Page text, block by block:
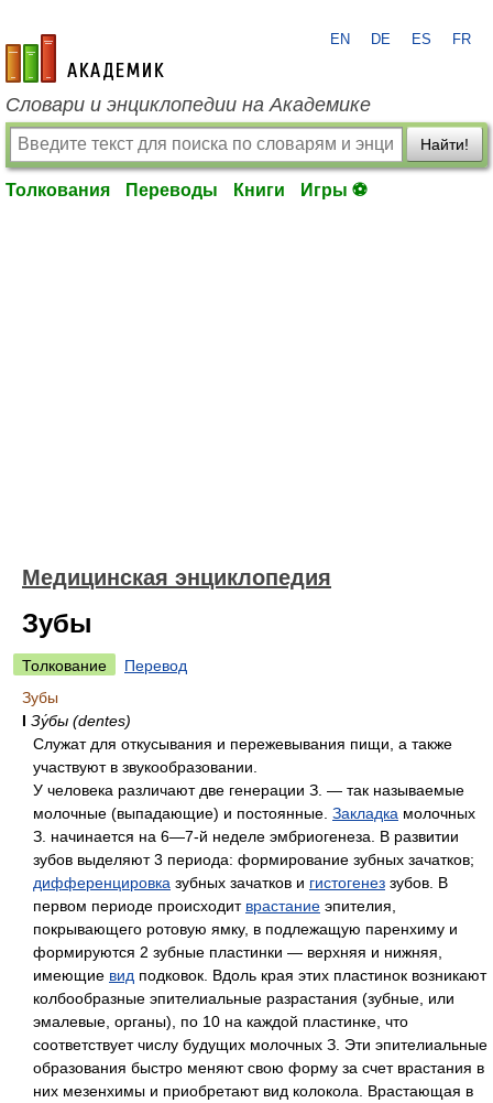
academic.ru
EN DE ES FR
Словари и энциклопедии на Академике
Найти!
Толкования Переводы Книги Игры ⚽
Медицинская энциклопедия
Зубы
Толкование
Перевод
Зубы
I Зу́бы (dentes)
Служат для откусывания и пережевывания пищи, а также
участвуют в звукообразовании.
У человека различают две генерации З. — так называемые
молочные (выпадающие) и постоянные. Закладка молочных
З. начинается на 6—7-й неделе эмбриогенеза. В развитии
зубов выделяют 3 периода: формирование зубных зачатков;
дифференцировка зубных зачатков и гистогенез зубов. В
первом периоде происходит врастание эпителия,
покрывающего ротовую ямку, в подлежащую паренхиму и
формируются 2 зубные пластинки — верхняя и нижняя,
имеющие вид подковок. Вдоль края этих пластинок возникают
колбообразные эпителиальные разрастания (зубные, или
эмалевые, органы), по 10 на каждой пластинке, что
соответствует числу будущих молочных З. Эти эпителиальные
образования быстро меняют свою форму за счет врастания в
них мезенхимы и приобретают вид колокола. Врастающая в